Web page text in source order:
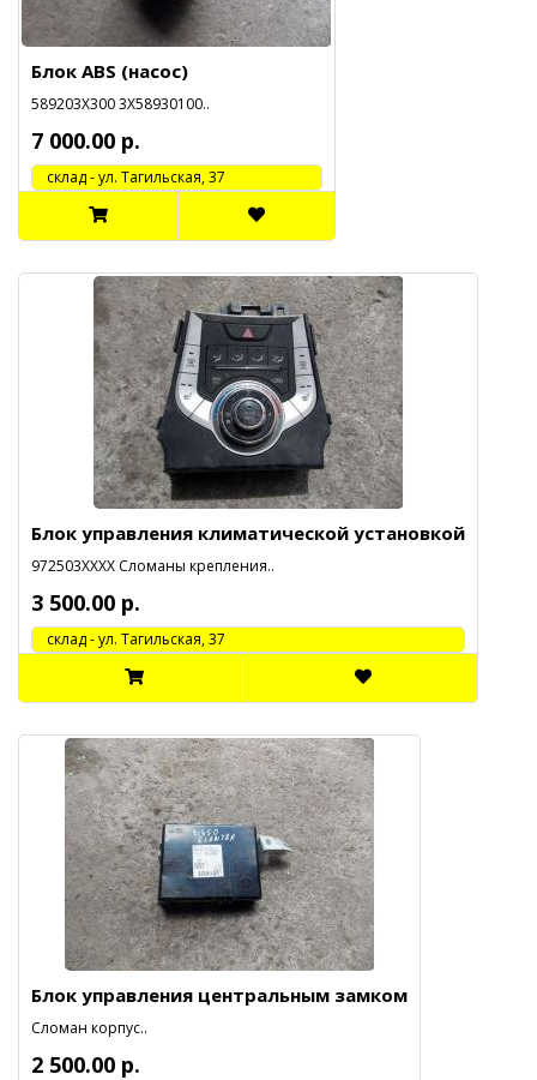
Блок ABS (насос)
589203X300 3X58930100..
7 000.00 р.
cклад - ул. Тагильская, 37
Блок управления климатической установкой
972503XXXX Сломаны крепления..
3 500.00 р.
cклад - ул. Тагильская, 37
Блок управления центральным замком
Сломан корпус..
2 500.00 р.